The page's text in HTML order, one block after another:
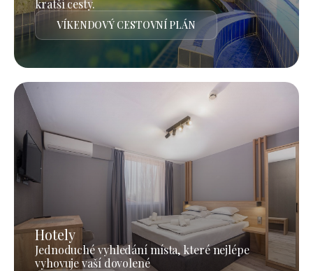
kratší cesty.
VÍKENDOVÝ CESTOVNÍ PLÁN
Hotely
Jednoduché vyhledání místa, které nejlépe
vyhovuje vaší dovolené